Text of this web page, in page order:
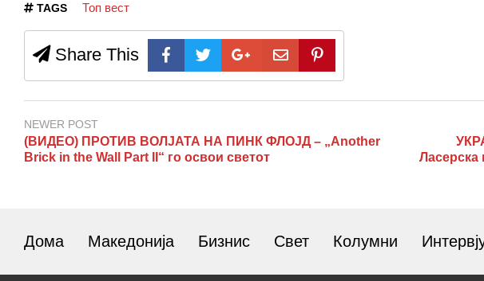
TAGS Топ вест
Share This
NEWER POST
(ВИДЕО) ПРОТИВ ВОЛЈАТА НА ПИНК ФЛОЈД – „Another
Brick in the Wall Part II“ го освои светот
Ласерска
Дома Македонија Бизнис Свет Колумни